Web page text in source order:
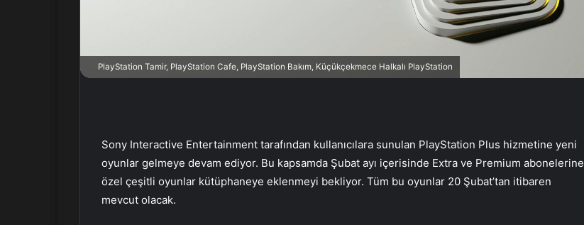
k
PlayStation Tamir, PlayStation Cafe, PlayStation Bakım, Küçükçekmece Halkalı PlayStation
Sony Interactive Entertainment tarafından kullanıcılara sunulan PlayStation Plus hizmetine yeni
oyunlar gelmeye devam ediyor. Bu kapsamda Şubat ayı içerisinde Extra ve Premium abonelerine
özel çeşitli oyunlar kütüphaneye eklenmeyi bekliyor. Tüm bu oyunlar 20 Şubat’tan itibaren
mevcut olacak.